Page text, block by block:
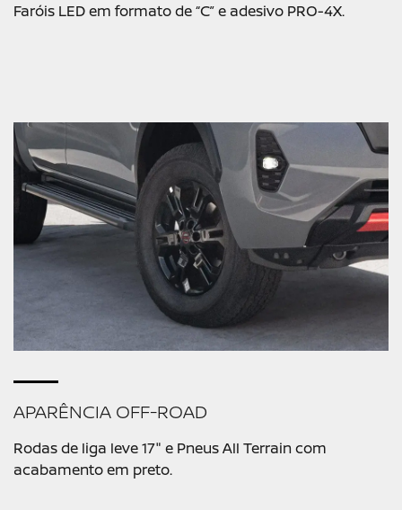
Faróis LED em formato de “C” e adesivo PRO-4X.
APARÊNCIA OFF-ROAD
Rodas de liga leve 17" e Pneus All Terrain com
acabamento em preto.